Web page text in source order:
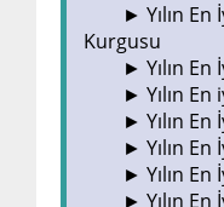
► Yılın En
Kurgusu
► Yılın En
► Yılın En
► Yılın En
► Yılın En
► Yılın En
► Yılın En